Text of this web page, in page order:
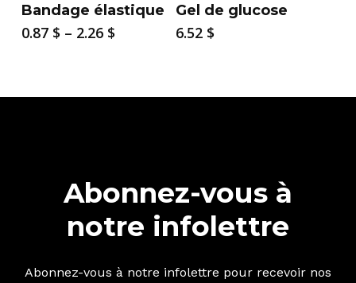
Bandage élastique
0.87 $ – 2.26 $Price
2.26 $
Gel de glucose
6.52 $
Abonnez-vous à
notre infolettre
Abonnez-vous à notre infolettre pour recevoir nos